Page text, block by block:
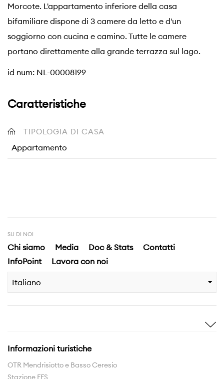
Morcote. L'appartamento inferiore della casa
bifamiliare dispone di 3 camere da letto e d'un
soggiorno con cucina e camino. Tutte le camere
portano direttamente alla grande terrazza sul lago.
id num: NL-00008199
Caratteristiche
TIPOLOGIA DI CASA
Appartamento
SU DI NOI
Chi siamo Media Doc & Stats
Contatti
InfoPoint
Lavora con noi
Italiano
Storie
Esperienze
Informazioni turistiche
OTR Mendrisiotto e Basso Ceresio
Stazione FFS